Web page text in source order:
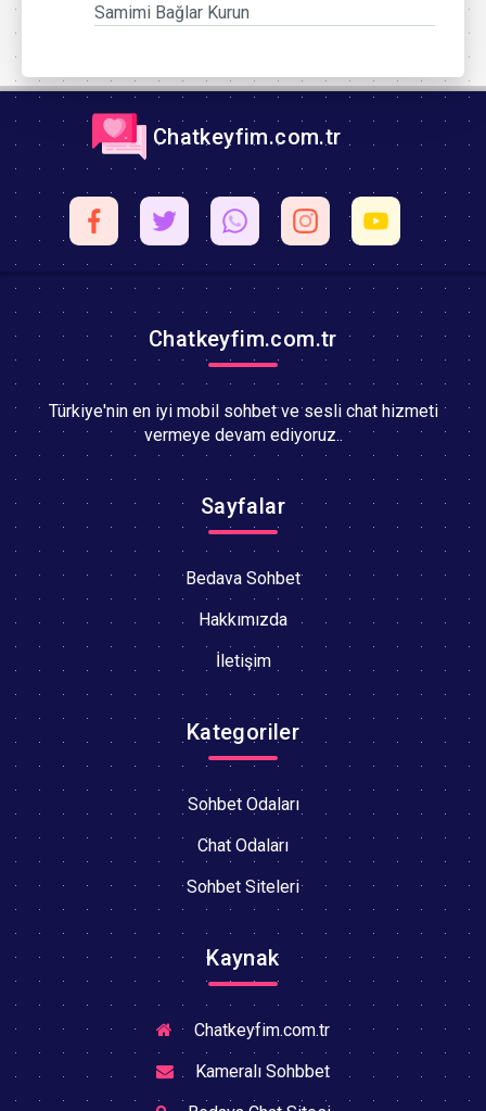
Samimi Bağlar Kurun
Chatkeyfim.com.tr
Chatkeyfim.com.tr
Türkiye'nin en iyi mobil sohbet ve sesli chat hizmeti
vermeye devam ediyoruz..
Sayfalar
Bedava Sohbet
Hakkımızda
İletişim
Kategoriler
Sohbet Odaları
Chat Odaları
Sohbet Siteleri
Kaynak
Chatkeyfim.com.tr
Kameralı Sohbbet